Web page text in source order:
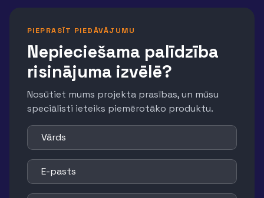
PIEPRASĪT PIEDĀVĀJUMU
Nepieciešama palīdzība
risinājuma izvēlē?
Nosūtiet mums projekta prasības, un mūsu
speciālisti ieteiks piemērotāko produktu.
Vārds
E-pasts